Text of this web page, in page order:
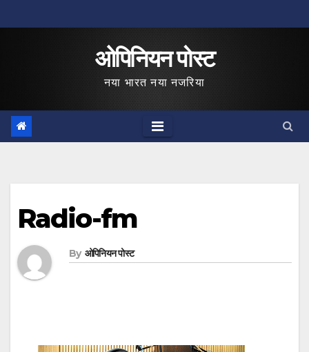
to
ओपिनियन पोस्ट
नया भारत नया नजरिया
Radio-fm
By ओपिनियन पोस्ट